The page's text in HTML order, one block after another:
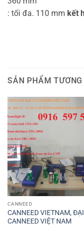
: tối đa. 110 mm kết
SẢN PHẨM
CANNEED
CANNEED VIETNAM,
CANNEED VIỆT NAM